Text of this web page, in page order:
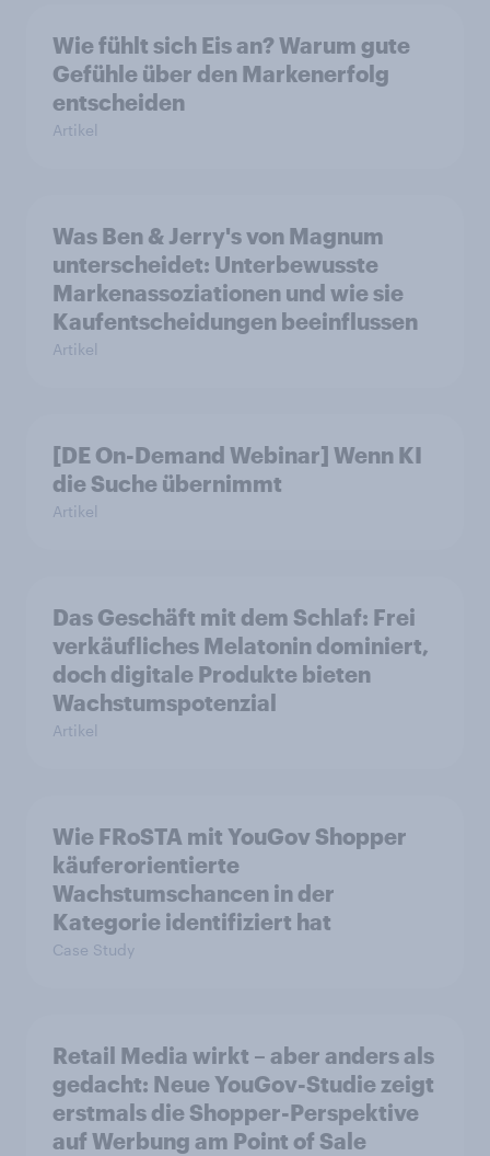
Wie fühlt sich Eis an? Warum gute
Gefühle über den Markenerfolg
entscheiden
Artikel
Was Ben & Jerry's von Magnum
unterscheidet: Unterbewusste
Markenassoziationen und wie sie
Kaufentscheidungen beeinflussen
Artikel
[DE On-Demand Webinar] Wenn KI
die Suche übernimmt
Artikel
Das Geschäft mit dem Schlaf: Frei
verkäufliches Melatonin dominiert,
doch digitale Produkte bieten
Wachstumspotenzial
Artikel
Wie FRoSTA mit YouGov Shopper
käuferorientierte
Wachstumschancen in der
Kategorie identifiziert hat
Case Study
Retail Media wirkt – aber anders als
gedacht: Neue YouGov-Studie zeigt
erstmals die Shopper-Perspektive
auf Werbung am Point of Sale